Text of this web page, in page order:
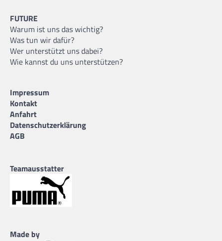
Dejan Stojanovski
FUTURE
Warum ist uns das wichtig?
Was tun wir dafür?
Wer unterstützt uns dabei?
Wie kannst du uns unterstützen?
Impressum
Kontakt
Anfahrt
Datenschutzerklärung
AGB
Teamausstatter
Made by